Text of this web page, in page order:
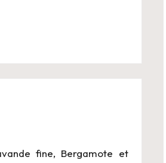
fine, Bergamote et